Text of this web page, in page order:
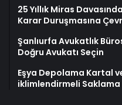
25 Yıllık Miras
Karar Duruşmasına
Şanlıurfa Avukatlık
Doğru Avukatı Seçin
Eşya Depolama Kartal
iklimlendirmeli Saklama